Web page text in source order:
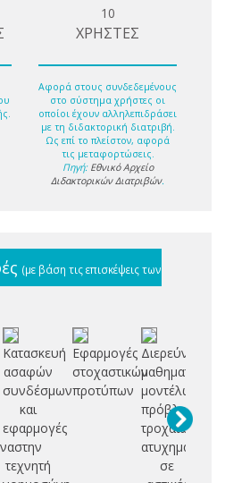
10
ΧΡΗΣΤΕΣ
Αφορά στους συνδεδεμένους
στο σύστημα χρήστες οι
οποίοι έχουν αλληλεπιδράσει
με τη διδακτορική διατριβή.
Ως επί το πλείστον, αφορά
τις μεταφορτώσεις.
Πηγή: Εθνικό Αρχείο
Διδακτορικών Διατριβών.
(με βάση τις επισκέψεις των
Κατασκευή
ασαφών
συνδέσμων
και
εφαρμογές
στην
τεχνητή
Εφαρμογές
στοχαστικών
προτύπων
Διερεύνηση
μαθηματικών
μοντέλων
πρόβλεψης
τροχαίων
ατυχημάτων
σε